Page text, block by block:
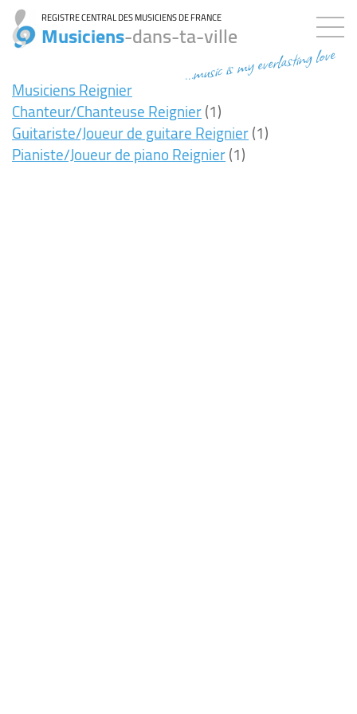
REGISTRE CENTRAL DES MUSICIENS DE FRANCE
Musiciens-dans-ta-ville
...music is my everlasting love
Musiciens Reignier
Chanteur/Chanteuse Reignier(1)
Guitariste/Joueur de guitare Reignier(1)
Pianiste/Joueur de piano Reignier(1)